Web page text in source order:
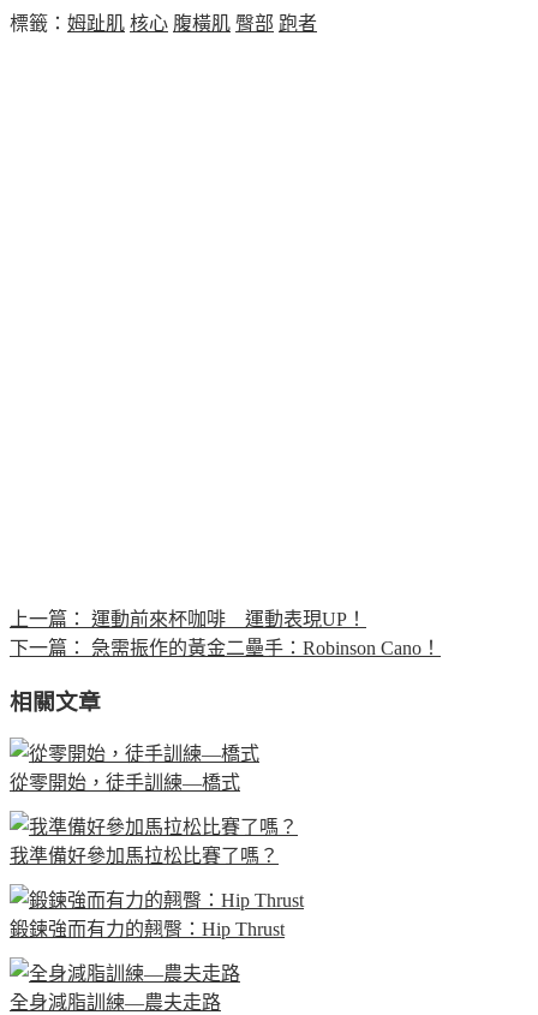
標籤： 姆趾肌 核心 腹橫肌 臀部 跑者
上一篇：
運動前來杯咖啡 運動表現UP！
下一篇：
急需振作的黃金二壘手：Robinson Cano！
相關文章
從零開始，徒手訓練—橋式
我準備好參加馬拉松比賽了嗎？
鍛鍊強而有力的翹臀：Hip Thrust
全身減脂訓練—農夫走路